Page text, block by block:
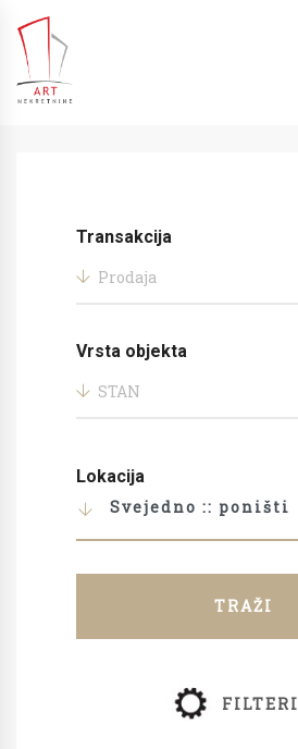
Transakcija
Prodaja
Vrsta objekta
STAN
Lokacija
Svejedno :: poništi
TRAŽI
FILTERI